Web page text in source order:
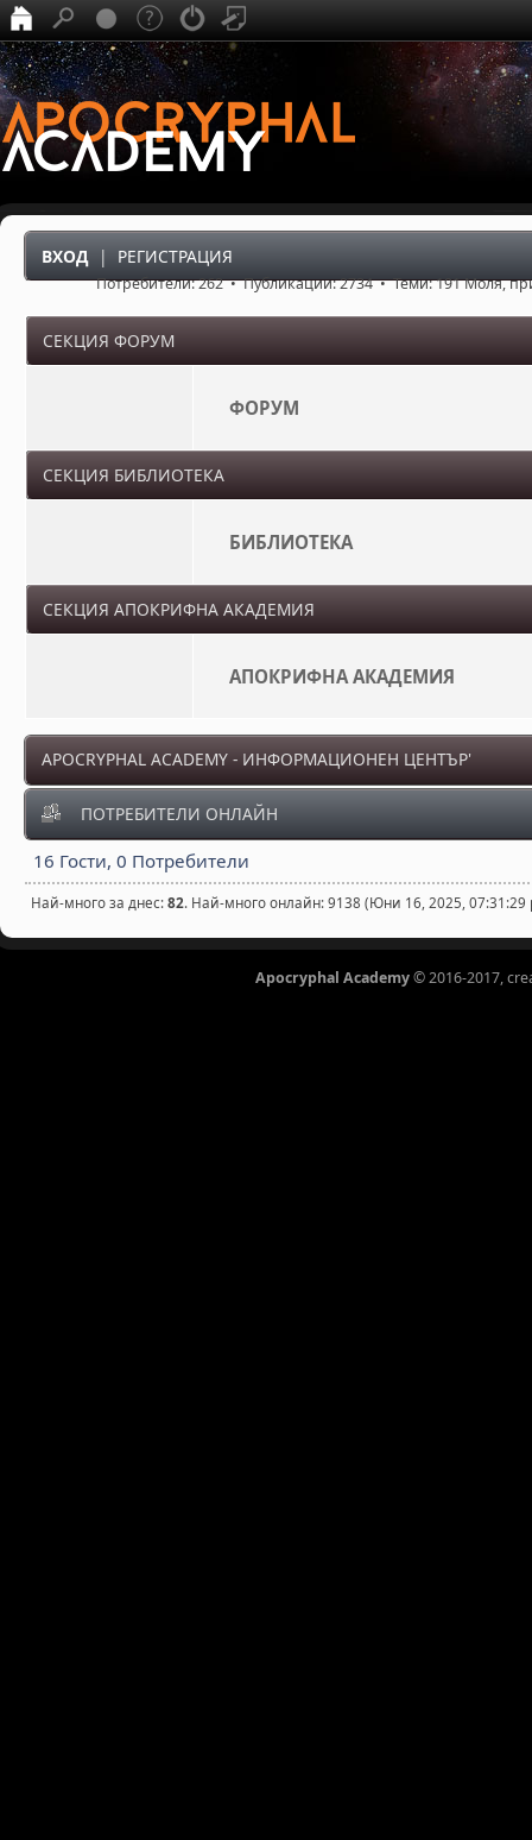
ВХОД | РЕГИСТРАЦИЯ
Потребители: 262 • Публикации: 2734 • Теми: 191 Моля,
СЕКЦИЯ ФОРУМ
ФОРУМ
СЕКЦИЯ БИБЛИОТЕКА
БИБЛИОТЕКА
СЕКЦИЯ АПОКРИФНА АКАДЕМИЯ
АПОКРИФНА АКАДЕМИЯ
APOCRYPHAL ACADEMY - ИНФОРМАЦИОНЕН ЦЕНТЪР'
ПОТРЕБИТЕЛИ ОНЛАЙН
16 Гости, 0 Потребители
Най-много за днес:82. Най-много онлайн: 9138 (Юни 16, 2025, 07:31:29
Apocryphal Academy© 2016-2017,